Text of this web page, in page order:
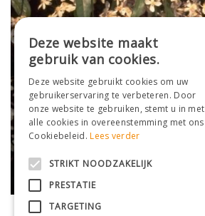
Deze website maakt
gebruik van cookies.
Deze website gebruikt cookies om uw
gebruikerservaring te verbeteren. Door
onze website te gebruiken, stemt u in met
alle cookies in overeenstemming met ons
Cookiebeleid.Lees verder
STRIKT NOODZAKELIJK
PRESTATIE
TARGETING